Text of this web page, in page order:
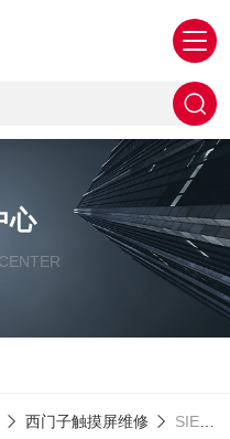
心
西门子触摸屏维修 SIEMENS上门服务西门子操作屏 屏幕中间有黑洞黑点黑斑维修